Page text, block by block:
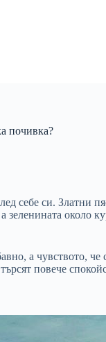
почивка?
себе си. Златни
около
а чувството,
повече